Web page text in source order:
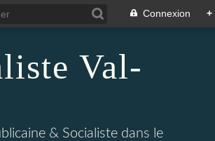
Connexion +
Val-
& Socialiste dans le